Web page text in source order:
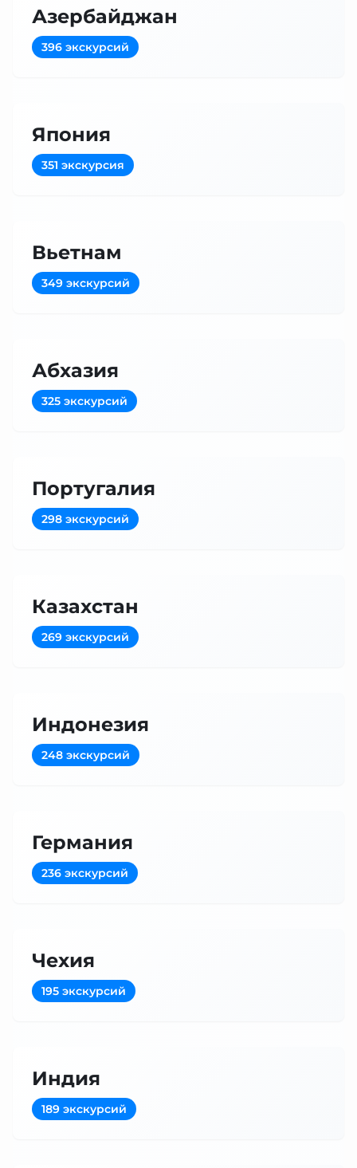
Азербайджан
396 экскурсий
Япония
351 экскурсия
Вьетнам
349 экскурсий
Абхазия
325 экскурсий
Португалия
298 экскурсий
Казахстан
269 экскурсий
Индонезия
248 экскурсий
Германия
236 экскурсий
Чехия
195 экскурсий
Индия
189 экскурсий